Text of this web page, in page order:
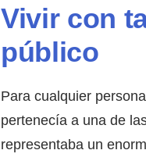
Vivir con
público
Para cualquier
pertenecía a una de
representaba un